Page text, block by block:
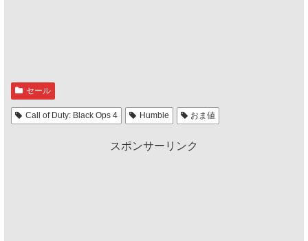
セール
Call of Duty: Black Ops 4 Humble おま値
スポンサーリンク